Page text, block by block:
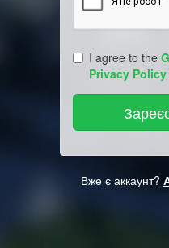
I agree to the
Privacy Policy
Вже є аккаунт?